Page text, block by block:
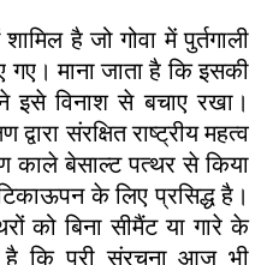
है जो गोवा में पुर्तगाली
गए। माना जाता है कि इसकी
इसे विनाश से बचाए रखा।
संरक्षित राष्ट्रीय महत्व
काले बेसाल्ट पत्थर से किया
के लिए प्रसिद्ध है।
को बिना सीमैंट या गारे के
है कि पूरी संरचना आज भी